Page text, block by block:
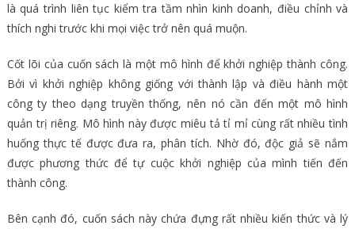
là quá trình liên tục kiểm tra tầm nhìn kinh doanh, điều chỉnh và
thích nghi trước khi mọi việc trở nên quá muộn.
Cốt lõi của cuốn sách là một mô hình để khởi nghiệp thành công.
Bởi vì khởi nghiệp không giống với thành lập và điều hành một
công ty theo dạng truyền thống, nên nó cần đến một mô hình
quản trị riêng. Mô hình này được miêu tả tỉ mỉ cùng rất nhiều tình
huống thực tế được đưa ra, phân tích. Nhờ đó, độc giả sẽ nắm
được phương thức để tự cuộc khởi nghiệp của mình tiến đến
thành công.
Bên cạnh đó, cuốn sách này chứa đựng rất nhiều kiến thức và lý